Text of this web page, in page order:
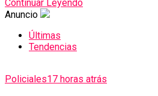
Continuar Leyendo
Anuncio
Últimas
Tendencias
Policiales17 horas atrás